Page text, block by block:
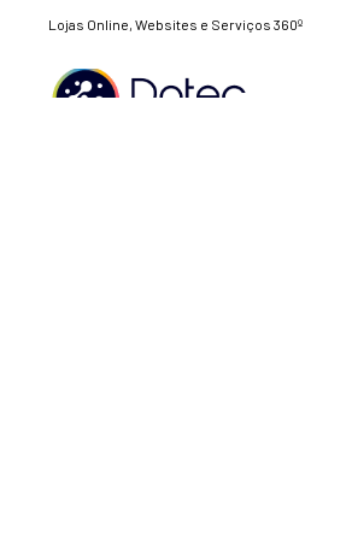
Lojas Online, Websites e Serviços 360º